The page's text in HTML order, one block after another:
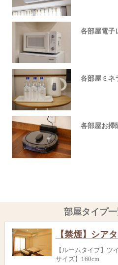
各部屋電子
各部屋ミネ
各部屋お掃
部屋タイプ一
【禁煙】シア
【ルームタイプ】
サイズ】160cm